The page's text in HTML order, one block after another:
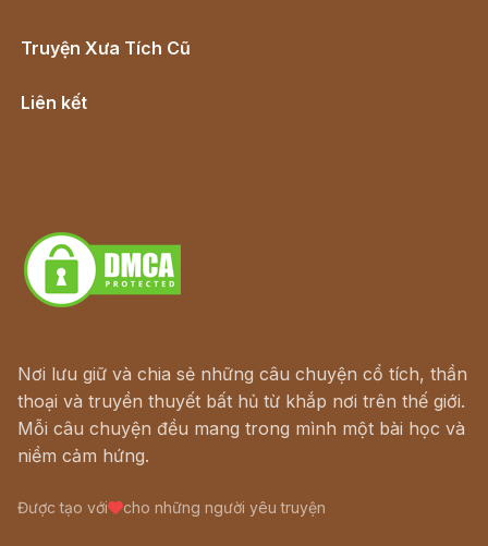
Truyện Xưa Tích Cũ
Liên kết
Nơi lưu giữ và chia sẻ những câu chuyện cổ tích, thần
thoại và truyền thuyết bất hủ từ khắp nơi trên thế giới.
Mỗi câu chuyện đều mang trong mình một bài học và
niềm cảm hứng.
Được tạo với cho những người yêu truyện